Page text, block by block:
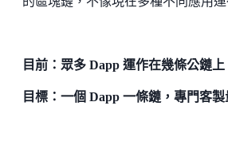
目前：眾多 Dapp 運作在幾條公鏈上
目標：一個 Dapp 一條鏈，專門客